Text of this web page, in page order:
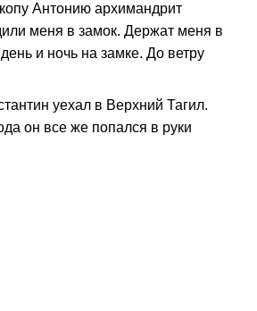
Антонию архимандрит
меня в замок. Держат меня в
и ночь на замке. До ветру
уехал в Верхний Тагил.
он все же попался в руки